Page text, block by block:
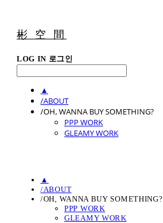
彬 空 間
LOG IN 로그인
▲
/ABOUT
/OH, WANNA BUY SOMETHING?
PPP WORK
GLEAMY WORK
▲
/ABOUT
/OH, WANNA BUY SOMETHING?
PPP WORK
GLEAMY WORK